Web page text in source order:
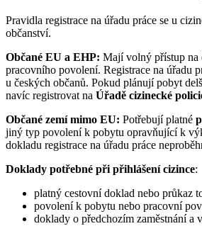
Pravidla registrace na úřadu práce se u
občanství.
Občané EU a EHP: Mají volný přístup na
pracovního povolení. Registrace na úřadu
u českých občanů. Pokud plánují pobyt
navíc registrovat na Úřadě cizinecké
Občané zemí mimo EU: Potřebují platné
jiný typ povolení k pobytu opravňující k
dokladu registrace na úřadu práce
Doklady potřebné při přihlášení cizince:
platný cestovní doklad nebo průkaz
povolení k pobytu nebo pracovní
doklady o předchozím zaměstnání a